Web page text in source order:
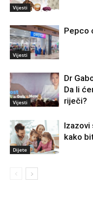
Vijesti
Vijesti
Pepco
Vijesti
Dr
Da li
riječi?
Dijete
kako